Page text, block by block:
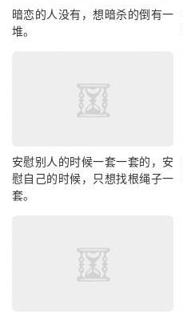
暗恋的人没有，想暗杀的倒有一
堆。
安慰别人的时候一套一套的，安
慰自己的时候，只想找根绳子一
套。